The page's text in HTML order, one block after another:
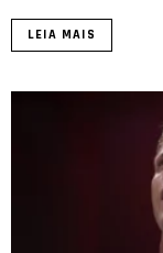
LEIA MAIS